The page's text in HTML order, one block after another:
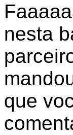
nesta
que